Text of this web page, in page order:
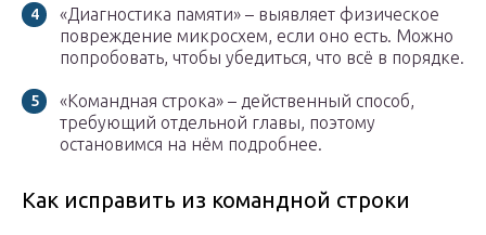
«Диагностика памяти» – выявляет физическое
повреждение микросхем, если оно есть. Можно
попробовать, чтобы убедиться, что всё в порядке.
«Командная строка» – действенный способ,
требующий отдельной главы, поэтому
остановимся на нём подробнее.
Как исправить из командной строки